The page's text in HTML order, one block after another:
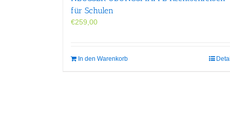
für Schulen
€259,00
In den Warenkorb